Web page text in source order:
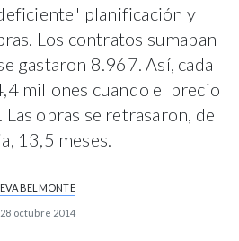
planificación y
Los contratos sumaban
gastaron 8.967. Así, cada
millones cuando el precio
obras se retrasaron, de
13,5 meses.
EVA BELMONTE
28 octubre 2014